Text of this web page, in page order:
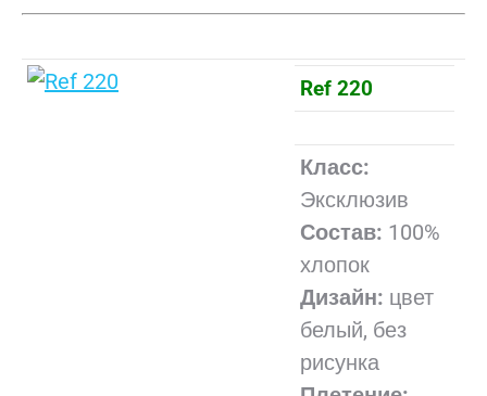
Ref 220
Класс:
Эксклюзив
Состав: 100%
хлопок
Дизайн: цвет
белый, без
рисунка